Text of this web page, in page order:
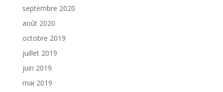
septembre 2020
août 2020
octobre 2019
juillet 2019
juin 2019
mai 2019